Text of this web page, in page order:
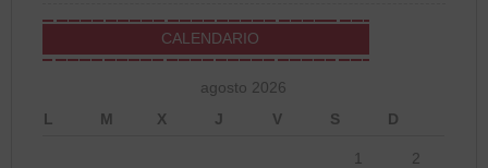
CALENDARIO
agosto 2026
L
M X J V S D
1 2